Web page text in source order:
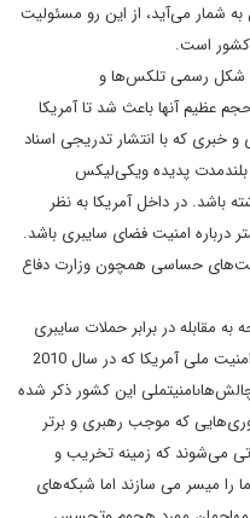
شمار می‌آید، از این رو مسئولیت
کشور است.
شکل رسمی تلکس‌ها و
عظیم آنها باعث شد تا آمریکا
و خبری که با انتشار تدریجی اسناد
بلندمدت پدیده ویکی‌لیکس
باشد. در داخل آمریکا به نظر
درباره امنیت فضای سایبری باشد.
حساسی همچون وزارت دفاع
مقابله در برابر حملات سایبری
توجه شده است. از جمله در سند استراتژی امنیت ملی آمریکا که در سال 2010
امنيتملى این کشور ذکر شده
که موجب رهبرى و برتر
مى‌شوند که زمینه تخريبو
ما را ميسر مى سازند اما شبکه‌هاى